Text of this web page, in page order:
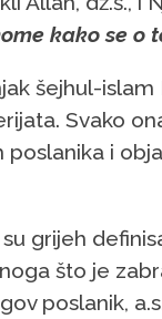
kako se o
šejhul-
Svako
i
grijeh
što je
poslanik,